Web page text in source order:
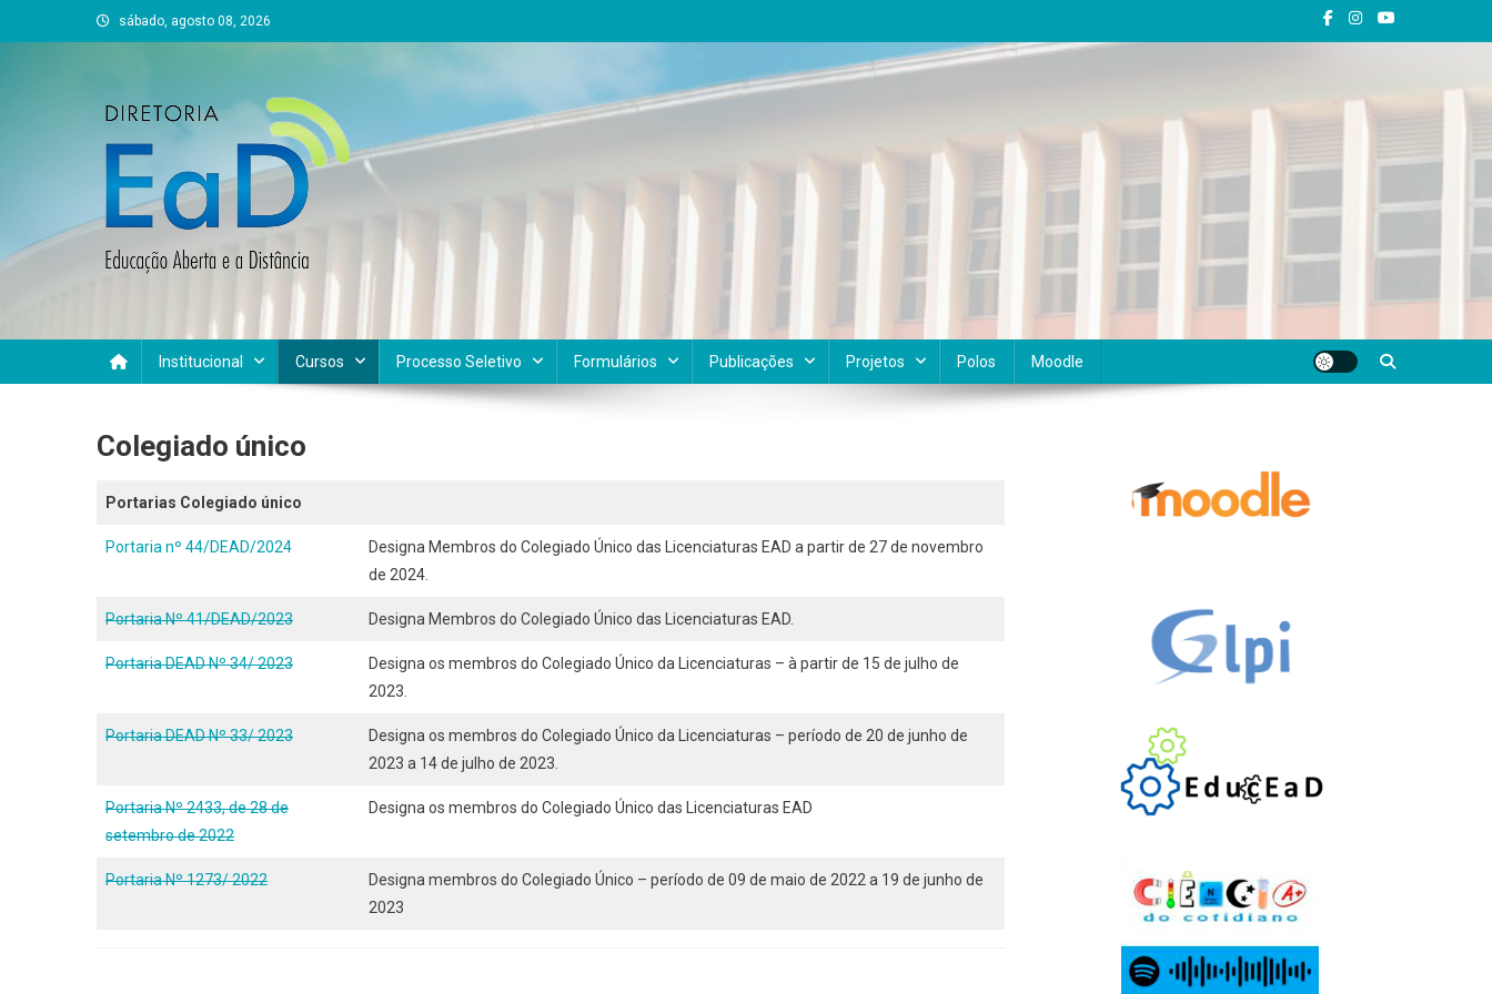
to
sábado, agosto 08, 2026
DEAD UFVJM
Institucional Cursos Processo Seletivo Formulários Publicações Projetos Polos Moodle
Colegiado único
Portarias Colegiado único
Portaria nº 44/DEAD/2024
Designa Membros do Colegiado Único das Licenciaturas EAD a partir de 27 de novembro
de 2024.
Portaria Nº 41/DEAD/2023 Designa Membros do Colegiado Único das Licenciaturas EAD.
Portaria DEAD Nº 34/ 2023
Designa os membros do Colegiado Único da Licenciaturas – à partir de 15 de julho de
2023.
Portaria DEAD Nº 33/ 2023
Designa os membros do Colegiado Único da Licenciaturas – período de 20 de junho de
2023 a 14 de julho de 2023.
Portaria Nº 2433, de 28 de
setembro de 2022
Designa os membros do Colegiado Único das Licenciaturas EAD
Portaria Nº 1273/ 2022
Designa membros do Colegiado Único – período de 09 de maio de 2022 a 19 de junho de
2023